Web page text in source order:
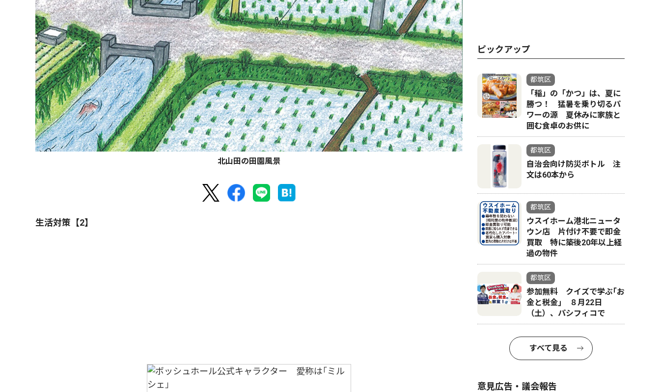
北山田の田園風景
生活対策【2】
ピックアップ
都筑区
「稲」の「かつ」は、夏に
勝つ！ 猛暑を乗り切るパ
ワーの源 夏休みに家族と
囲む食卓のお供に
都筑区
自治会向け防災ボトル 注
文は60本から
都筑区
ウスイホーム港北ニュータ
ウン店 片付け不要で即金
買取 特に築後20年以上経
過の物件
都筑区
参加無料 クイズで学ぶ｢お
金と税金｣ ８月22日
（土）、パシフィコで
すべて見る
意見広告・議会報告